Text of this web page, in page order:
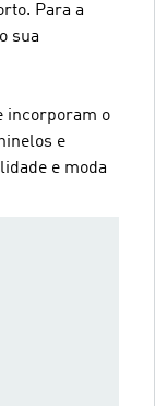
Para a
sua
incorporam o
e
e moda